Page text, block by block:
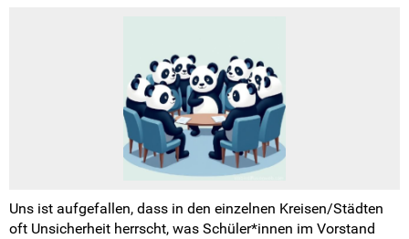
Landesarbeitskreise
SV-Arbeit vor Ort
Du hast Recht(e)
Uns ist aufgefallen, dass in den einzelnen Kreisen/Städten
oft Unsicherheit herrscht, was Schüler*innen im Vorstand